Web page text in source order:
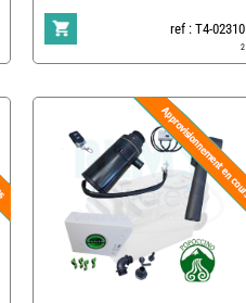
ref : T4-02310
2